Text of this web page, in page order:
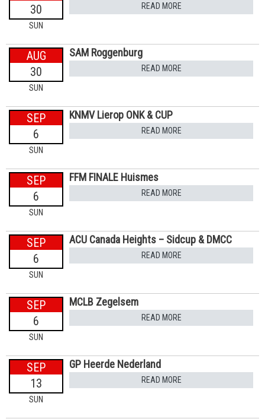
30
SUN
READ MORE
AUG
30
SUN
SAM Roggenburg
READ MORE
SEP
6
SUN
KNMV Lierop ONK & CUP
READ MORE
SEP
6
SUN
FFM FINALE Huismes
READ MORE
SEP
6
SUN
ACU Canada Heights – Sidcup & DMCC
READ MORE
SEP
6
SUN
MCLB Zegelsem
READ MORE
SEP
13
SUN
GP Heerde Nederland
READ MORE